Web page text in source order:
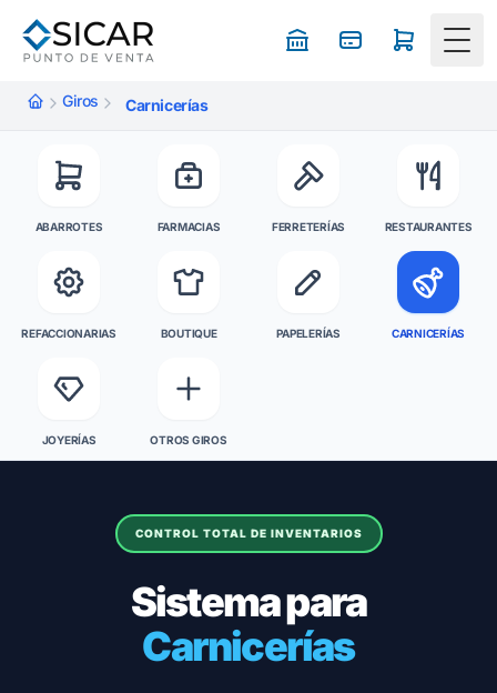
Giros Carnicerías
ABARROTES FARMACIAS FERRETERÍAS RESTAURANTES
REFACCIONARIAS BOUTIQUE PAPELERÍAS CARNICERÍAS
JOYERÍAS OTROS GIROS
CONTROL TOTAL DE INVENTARIOS
Sistema para
Carnicerías